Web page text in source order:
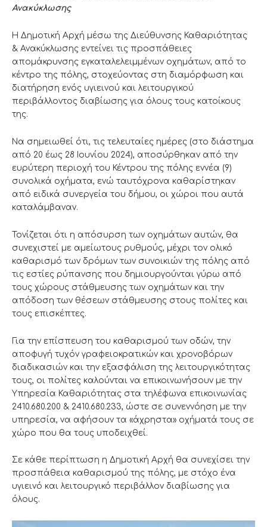
Ανακύκλωσης
Η Δημοτική Αρχή μέσω της Διεύθυνσης Καθαριότητας
& Ανακύκλωσης εντείνει τις προσπάθειες
απομάκρυνσης εγκαταλελειμμένων οχημάτων, από το
κέντρο της πόλης, στοχεύοντας στη διαμόρφωση και
διατήρηση ενός υγιεινού και λειτουργικού
περιβάλλοντος διαβίωσης για όλους τους κατοίκους
της.
Να σημειωθεί ότι, τις τελευταίες ημέρες (στο διάστημα
από 20 έως 28 Ιουνίου 2024), αποσύρθηκαν από την
ευρύτερη περιοχή του Κέντρου της πόλης εννέα (9)
συνολικά οχήματα, ενώ ταυτόχρονα καθαρίστηκαν
από ειδικά συνεργεία του δήμου, οι χώροι που αυτά
καταλάμβαναν.
Τονίζεται ότι η απόσυρση των οχημάτων αυτών, θα
συνεχιστεί με αμείωτους ρυθμούς, μέχρι τον ολικό
καθαρισμό των δρόμων των συνοικιών της πόλης από
τις εστίες ρύπανσης που δημιουργούνται γύρω από
τους χώρους στάθμευσης των οχημάτων και την
απόδοση των θέσεων στάθμευσης στους πολίτες και
τους επισκέπτες.
Για την επίσπευση του καθαρισμού των οδών, την
αποφυγή τυχόν γραφειοκρατικών και χρονοβόρων
διαδικασιών και την εξασφάλιση της λειτουργικότητας
τους, οι πολίτες καλούνται να επικοινωνήσουν με την
Υπηρεσία Καθαριότητας στα τηλέφωνα επικοινωνίας
2410.680.200 & 2410.680.233, ώστε σε συνεννόηση με την
υπηρεσία, να αφήσουν τα «άχρηστα» οχήματά τους σε
χώρο που θα τους υποδειχθεί.
Σε κάθε περίπτωση η Δημοτική Αρχή θα συνεχίσει την
προσπάθεια καθαρισμού της πόλης, με στόχο ένα
υγιεινό και λειτουργικό περιβάλλον διαβίωσης για
όλους.